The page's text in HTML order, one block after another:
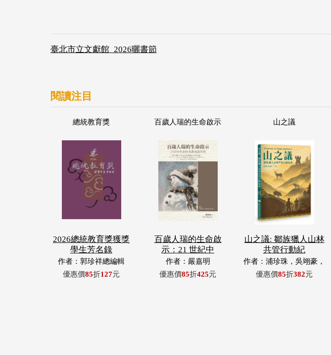
臺北市立文獻館_2026曬書節
閱讀注目
總統教育獎
2026總統教育獎獲獎
學生芳名錄
作者：郭珍祥總編輯
優惠價85折127元
百歲人瑞的生命啟示
百歲人瑞的生命啟
示：21 世紀中
作者：嚴嘉明
優惠價85折425元
山之議
山之議: 鄒族獵人山林
共管行動紀
作者：浦珍珠，吳翊豪，
呂翊齊，張惠東，許玉
優惠價85折382元